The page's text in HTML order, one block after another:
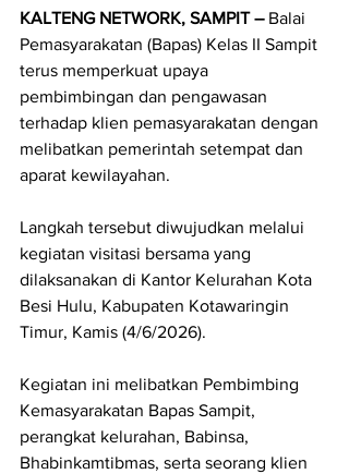
KALTENG NETWORK, SAMPIT – Balai
Pemasyarakatan (Bapas) Kelas II Sampit
terus memperkuat upaya
pembimbingan dan pengawasan
terhadap klien pemasyarakatan dengan
melibatkan pemerintah setempat dan
aparat kewilayahan.
Langkah tersebut diwujudkan melalui
kegiatan visitasi bersama yang
dilaksanakan di Kantor Kelurahan Kota
Besi Hulu, Kabupaten Kotawaringin
Timur, Kamis (4/6/2026).
Kegiatan ini melibatkan Pembimbing
Kemasyarakatan Bapas Sampit,
perangkat kelurahan, Babinsa,
Bhabinkamtibmas, serta seorang klien